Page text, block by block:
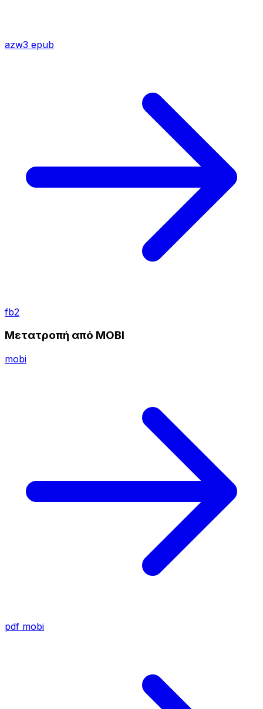
azw3 epub
fb2
Μετατροπή από MOBI
mobi
pdf mobi